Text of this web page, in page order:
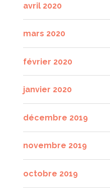
avril 2020
mars 2020
février 2020
janvier 2020
décembre 2019
novembre 2019
octobre 2019